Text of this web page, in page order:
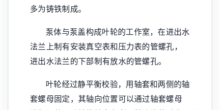
多为铸铁制成。
泵体与泵盖构成叶轮的工作室，在进出水
法兰上制有安装真空表和压力表的管螺孔，
进出水法兰的下部制有放水的管螺孔。
叶轮经过静平衡校验，用轴套和两侧的轴
套螺母固定，其轴向位置可以通过轴套螺母